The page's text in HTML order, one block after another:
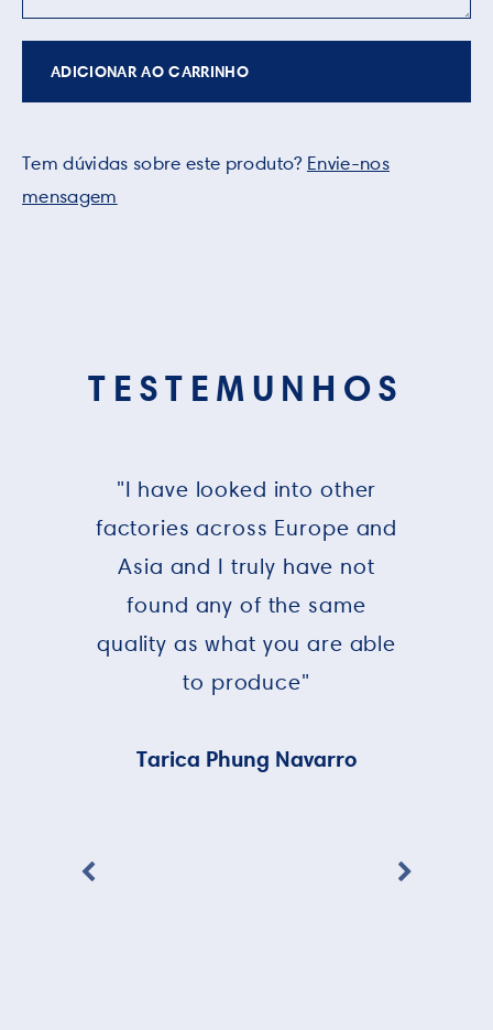
ADICIONAR AO CARRINHO
Tem dúvidas sobre este produto? Envie-nos
mensagem
TESTEMUNHOS
"I have looked into other
factories across Europe and
Asia and I truly have not
found any of the same
quality as what you are able
to produce"
Tarica Phung Navarro